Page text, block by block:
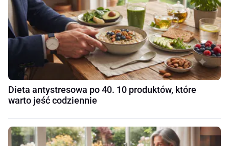
Dieta antystresowa po 40. 10 produktów, które
warto jeść codziennie